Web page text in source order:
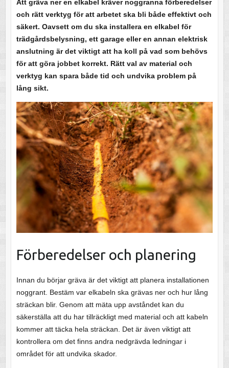
Att gräva ner en elkabel kräver noggranna förberedelser
och rätt verktyg för att arbetet ska bli både effektivt och
säkert. Oavsett om du ska installera en elkabel för
trädgårdsbelysning, ett garage eller en annan elektrisk
anslutning är det viktigt att ha koll på vad som behövs
för att göra jobbet korrekt. Rätt val av material och
verktyg kan spara både tid och undvika problem på
lång sikt.
Förberedelser och planering
Innan du börjar gräva är det viktigt att planera installationen
noggrant. Bestäm var elkabeln ska grävas ner och hur lång
sträckan blir. Genom att mäta upp avståndet kan du
säkerställa att du har tillräckligt med material och att kabeln
kommer att täcka hela sträckan. Det är även viktigt att
kontrollera om det finns andra nedgrävda ledningar i
området för att undvika skador.